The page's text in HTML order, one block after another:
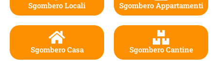
Sgombero Locali
Sgombero Casa
Sgombero Appartamenti
Sgombero Cantine